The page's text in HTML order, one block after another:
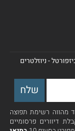
- ניוזלטרים
מהווה רשימת תפוצה
דיוורים פרסומיים